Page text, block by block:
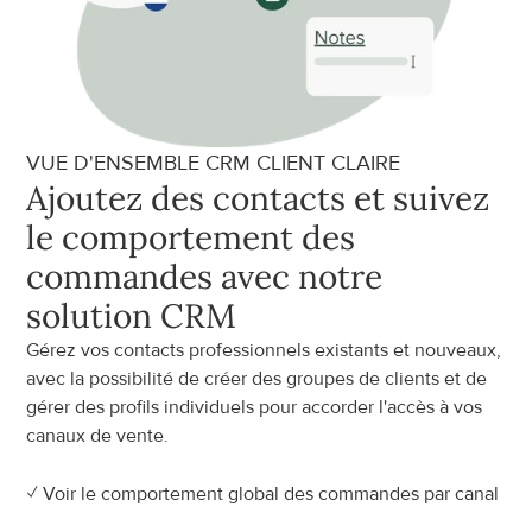
VUE D'ENSEMBLE CRM CLIENT CLAIRE
Ajoutez des contacts et suivez
le comportement des
commandes avec notre
solution CRM
Gérez vos contacts professionnels existants et nouveaux,
avec la possibilité de créer des groupes de clients et de
gérer des profils individuels pour accorder l'accès à vos
canaux de vente.
✓ Voir le comportement global des commandes par canal